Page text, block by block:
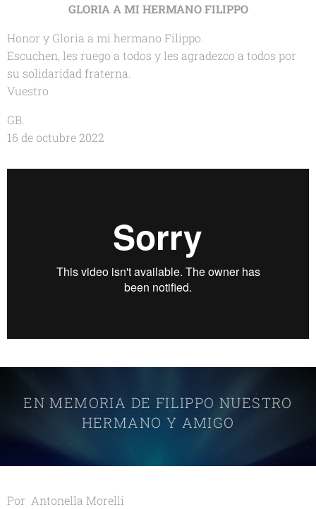
GLORIAA MI HERMANO FILIPPO
Honor y Gloria a mi hermano Filippo.
Escuchen, les ruego a todos y les agradezco a todos por
su solidaridad fraterna.
Vuestro
GB.
16 de octubre 2022
EN MEMORIA DE FILIPPO NUESTRO
HERMANO Y AMIGO
Por Antonella Morelli